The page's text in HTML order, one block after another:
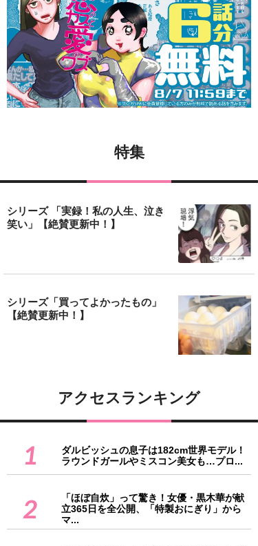
特集
シリーズ 「実録！私の人生、泣き
笑い」【絶賛更新中！】
シリーズ「買ってよかったもの」
【絶賛更新中！】
アクセスランキング
1
ダルビッシュの息子は182cm世界モデル！
ラウンドガールやミスコン美女も…プロ...
2
「ほぼ自炊」って驚き！女優・黒木華が献
立365日を全公開、「特製おにぎり」から
マ...